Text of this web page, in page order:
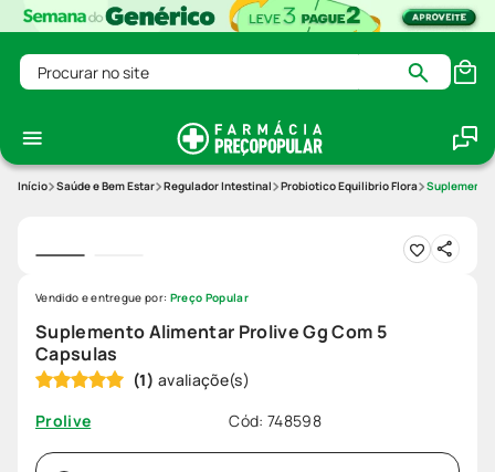
Procurar no site
Saúde e Bem Estar Regulador Intestinal Probiotico Equilibrio Flora Suplemento
Suplemento Alimentar Prolive Gg Com 5
Capsulas
(1)
Prolive
Cód: 748598
Vendido e entregue por: Preço Popular